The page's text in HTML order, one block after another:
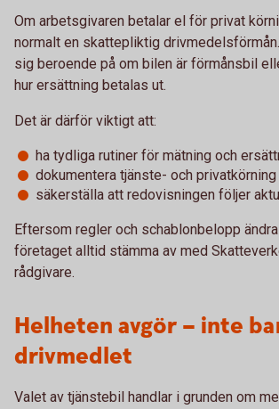
Om arbetsgivaren betalar el för privat
normalt en skattepliktig
sig beroende på om bilen är förmånsbil
hur ersättning betalas ut.
Det är därför viktigt att:
ha tydliga rutiner för mätning och
dokumentera tjänste- och
säkerställa att redovisningen följer
Eftersom regler och schablonbelopp
företaget alltid stämma av med
rådgivare.
Helheten avgör – inte
drivmedlet
Valet av tjänstebil handlar i grunden om